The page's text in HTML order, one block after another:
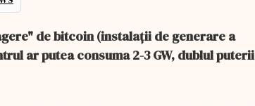
de bitcoin (instalații de generare a
ar putea consuma 2-3 GW, dublul puterii